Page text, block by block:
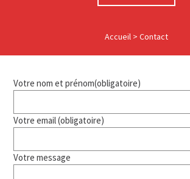
Accueil> Contact
Votre nom et prénom(obligatoire)
Votre email (obligatoire)
Votre message